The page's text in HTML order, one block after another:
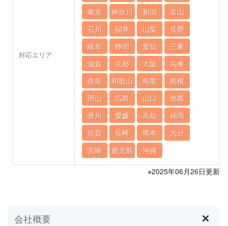
対応エリア
東京
神奈川 新潟
富山
石川
福井 山梨
長野
岐阜
静岡 愛知
三重
滋賀
京都 大阪
兵庫
奈良
和歌山 鳥取
島根
岡山
広島 山口
徳島
香川
愛媛 高知
福岡
佐賀
長崎 熊本
大分
宮崎
鹿児島 沖縄
※2025年06月26日更新
会社概要